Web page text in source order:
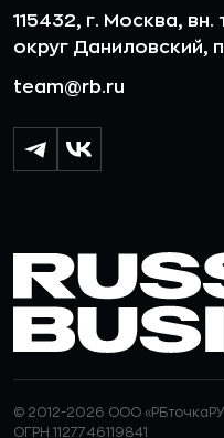
115432, г. Москва, вн.
округ Даниловский,
team@rb.ru
© 2012-2026 ООО
ОГРН 1127746119841